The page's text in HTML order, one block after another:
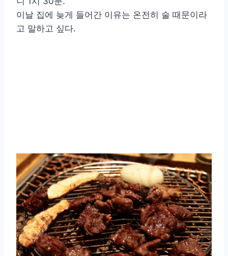
이날 집에 늦게 들어간 이유는 온전히 술 때문이라
고 말하고 싶다.